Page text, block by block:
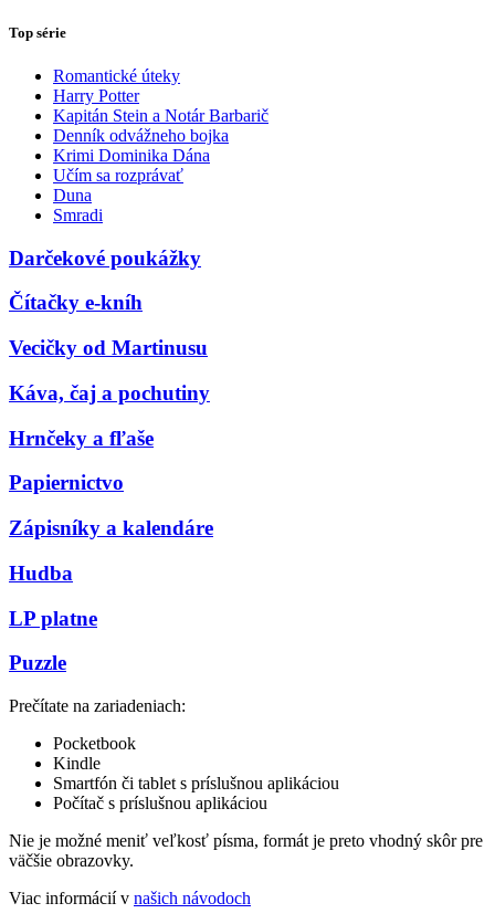
Top série
Romantické úteky
Harry Potter
Kapitán Stein a Notár Barbarič
Denník odvážneho bojka
Krimi Dominika Dána
Učím sa rozprávať
Duna
Smradi
Darčekové poukážky
Čítačky e-kníh
Vecičky od Martinusu
Káva, čaj a pochutiny
Hrnčeky a fľaše
Papiernictvo
Zápisníky a kalendáre
Hudba
LP platne
Puzzle
Prečítate na zariadeniach:
Pocketbook
Kindle
Smartfón či tablet s príslušnou aplikáciou
Počítač s príslušnou aplikáciou
Nie je možné meniť veľkosť písma, formát je preto vhodný skôr pre
väčšie obrazovky.
Viac informácií v našich návodoch